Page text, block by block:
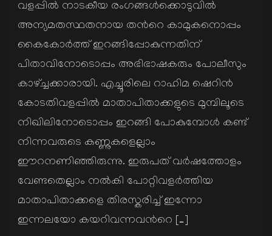
വളപ്പില്‍ നാടകീയ രംഗങ്ങള്‍ക്കൊടുവില്‍
അന്യമതസ്ഥതനായ തന്‍റെ കാമുകനൊപ്പം
കൈകോര്‍ത്ത് ഇറങ്ങിപ്പോകുന്നതിന്
പിതാവിനോടൊപ്പം അഭിഭാഷകരും പോലീസും
കാഴ്ച്ചക്കാരായി. എച്ചൂരിലെ റാഹിമ ഷെറിന്‍
കോടതിവളപ്പില്‍ മാതാപിതാക്കളുടെ മുമ്പിലൂടെ
നിഖിലിനോടൊപ്പം ഇറങ്ങി പോകുമ്പോള്‍ കണ്ട്
നിന്നവരുടെ കണ്ണുകളെല്ലാം
ഈറനണിഞ്ഞിരുന്നു. ഇരുപത് വര്‍ഷത്തോളം
വേണ്ടതെല്ലാം നല്‍കി പോറ്റിവളര്‍ത്തിയ
മാതാപിതാക്കളെ തിരസ്കരിച്ച് ഇന്നോ
ഇന്നലയോ കയറിവന്നവന്‍റെ […]